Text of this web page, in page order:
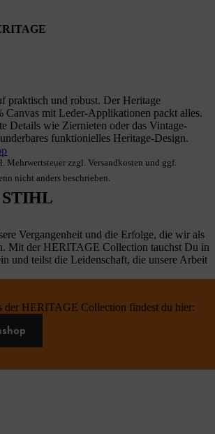
praktisch und robust. Der Heritage
Canvas mit Leder-Applikationen packt alles.
Details wie Ziernieten oder das Vintage-
funktionielles Heritage-Design.
Mehrwertsteuer zzgl. Versandkosten und ggf.
nicht anders beschrieben.
STIHL
Vergangenheit und die Erfolge, die wir als
Mit der HERITAGE Collection tauchst Du in
und teilst die Leidenschaft, die unsere Arbeit
der HERITAGE Collection findest du hier: